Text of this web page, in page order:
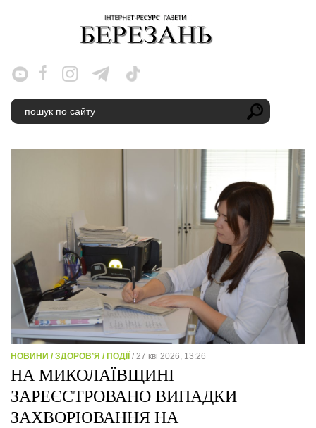
НОВИНИ / ЗДОРОВ’Я / ПОДІЇ / 27 кві 2026, 13:26
НА МИКОЛАЇВЩИНІ
ЗАРЕЄСТРОВАНО ВИПАДКИ
ЗАХВОРЮВАННЯ НА